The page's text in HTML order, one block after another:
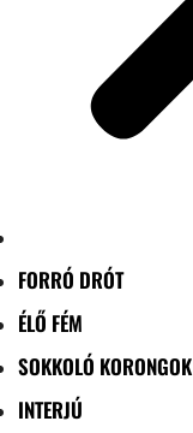
FORRÓ DRÓT
ÉLŐ FÉM
SOKKOLÓ KORONGOK
INTERJÚ